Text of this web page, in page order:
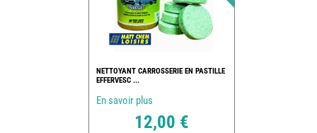
NETTOYANT CARROSSERIE EN PASTILLE
EFFERVESC ...
En savoir plus
12,00 €